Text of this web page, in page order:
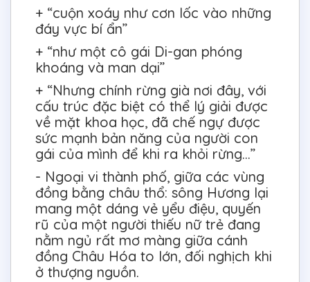
+ “cuộn xoáy như cơn lốc vào những
đáy vực bí ẩn”
+ “như một cô gái Di-gan phóng
khoáng và man dại”
+ “Nhưng chính rừng già nơi đây, với
cấu trúc đặc biệt có thể lý giải được
về mặt khoa học, đã chế ngự được
sức mạnh bản năng của người con
gái của mình để khi ra khỏi rừng…”
- Ngoại vi thành phố, giữa các vùng
đồng bằng châu thổ: sông Hương lại
mang một dáng vẻ yểu điệu, quyến
rũ của một người thiếu nữ trẻ đang
nằm ngủ rất mơ màng giữa cánh
đồng Châu Hóa to lớn, đối nghịch khi
ở thượng nguồn.